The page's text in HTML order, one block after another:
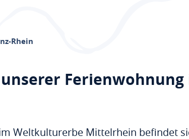
Rhein
Ferienwohnung
Weltkulturerbe Mittelrhein befindet